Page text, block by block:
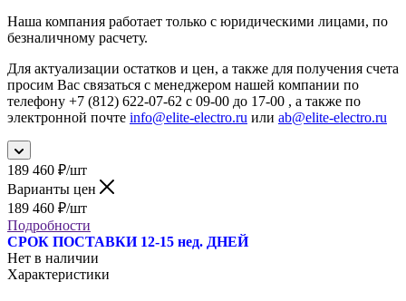
Наша компания работает только с юридическими лицами, по
безналичному расчету.
Для актуализации остатков и цен, а также для получения счета
просим Вас связаться с менеджером нашей компании по
телефону +7 (812) 622-07-62 с 09-00 до 17-00 , а также по
электронной почте info@elite-electro.ru или ab@elite-electro.ru
189 460 ₽/шт
Варианты цен
189 460 ₽/шт
Подробности
СРОК ПОСТАВКИ 12-15 нед. ДНЕЙ
Нет в наличии
Характеристики